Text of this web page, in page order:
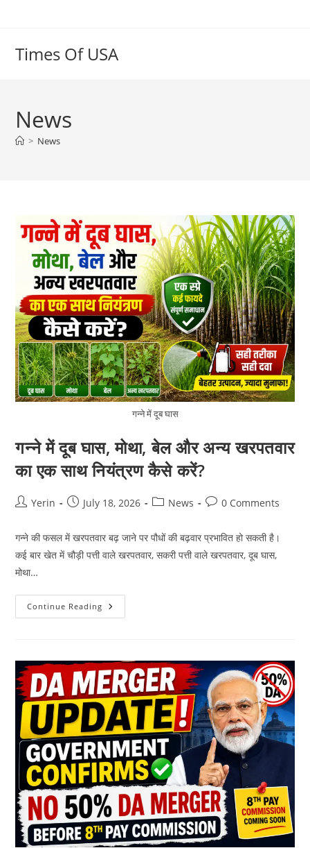
Times Of USA
News
> News
गन्ने में दूब घास
गन्ने में दूब घास, मोथा, बेल और अन्य खरपतवार
का एक साथ नियंत्रण कैसे करें?
PostYerin
PostJuly 18, 2026
PostNews
Post0 Comments
गन्ने की फसल में खरपतवार बढ़ जाने पर पौधों की बढ़वार प्रभावित हो सकती है।
कई बार खेत में चौड़ी पत्ती वाले खरपतवार, सकरी पत्ती वाले खरपतवार, दूब घास,
मोथा…
Continue Reading गन्ने
में
और
अन्य
खरपतवार
का
एक
साथ
नियंत्रण
कैसे
करें?